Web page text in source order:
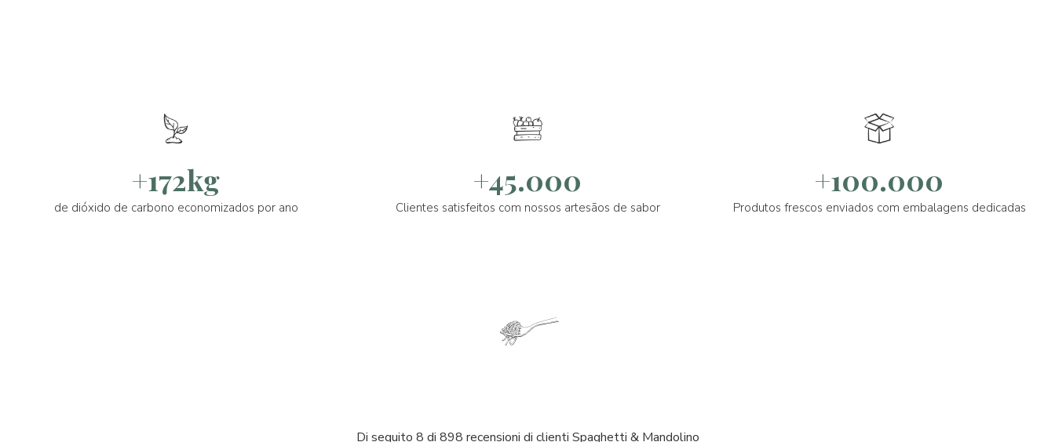
+172kg
de dióxido de carbono economizados por ano
+45.000
Clientes satisfeitos com nossos artesãos de sabor
+100.000
Produtos frescos enviados com embalagens dedicadas
Di seguito 8 di 898 recensioni di clienti Spaghetti & Mandolino